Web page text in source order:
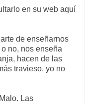
en su web aquí
de enseñarnos
no, nos enseña
hacen de las
travieso, yo no
Las